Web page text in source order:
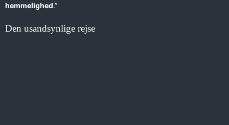
hemmelighed.”
Den usandsynlige rejse